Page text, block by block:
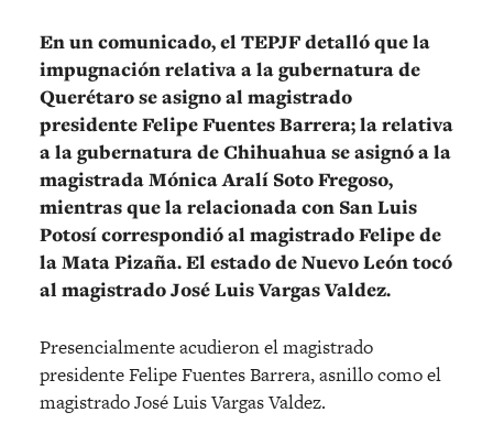
En un comunicado, el TEPJF detalló que la
impugnación relativa a la gubernatura de
Querétaro se asigno al magistrado
presidente Felipe Fuentes Barrera; la relativa
a la gubernatura de Chihuahua se asignó a la
magistrada Mónica Aralí Soto Fregoso,
mientras que la relacionada con San Luis
Potosí correspondió al magistrado Felipe de
la Mata Pizaña. El estado de Nuevo León tocó
al magistrado José Luis Vargas Valdez.
Presencialmente acudieron el magistrado
presidente Felipe Fuentes Barrera, asnillo como el
magistrado José Luis Vargas Valdez.